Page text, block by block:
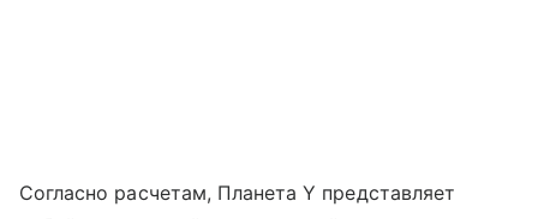
Согласно расчетам, Планета Y представляет